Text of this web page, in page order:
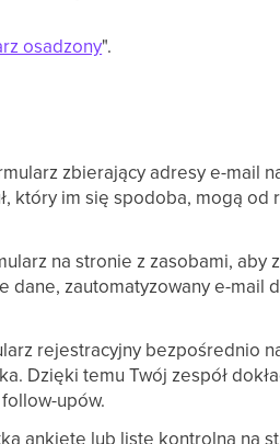
osadzony".
zbierający adresy e-mail
który im się spodoba, mogą od
na stronie z zasobami,
dane, zautomatyzowany e-mail
rejestracyjny bezpośrednio
Dzięki temu Twój zespół
upów.
ankietę lub listę kontrolną na